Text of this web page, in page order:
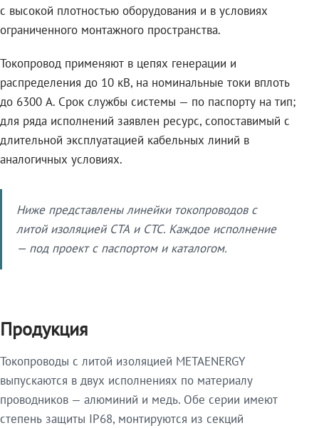
с высокой плотностью оборудования и в условиях
ограниченного монтажного пространства.
Токопровод применяют в цепях генерации и
распределения до 10 кВ, на номинальные токи вплоть
до 6300 А. Срок службы системы — по паспорту на тип;
для ряда исполнений заявлен ресурс, сопоставимый с
длительной эксплуатацией кабельных линий в
аналогичных условиях.
Ниже представлены линейки токопроводов с
литой изоляцией СТА и СТС. Каждое исполнение
— под проект с паспортом и каталогом.
Продукция
Токопроводы с литой изоляцией METAENERGY
выпускаются в двух исполнениях по материалу
проводников — алюминий и медь. Обе серии имеют
степень защиты IP68, монтируются из секций